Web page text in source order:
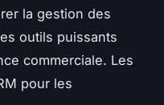
la gestion des
outils puissants
commerciale. Les
pour les